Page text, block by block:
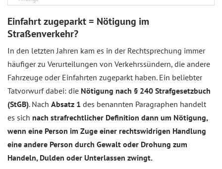
Einfahrt zugeparkt = Nötigung im
Straßenverkehr?
In den letzten Jahren kam es in der Rechtsprechung immer
häufiger zu Verurteilungen von Verkehrssündern, die andere
Fahrzeuge oder Einfahrten zugeparkt haben. Ein beliebter
Tatvorwurf dabei: die Nötigung nach § 240 Strafgesetzbuch
(StGB). Nach Absatz 1 des benannten Paragraphen handelt
es sich nach strafrechtlicher Definition dann um Nötigung,
wenn eine Person im Zuge einer rechtswidrigen Handlung
eine andere Person durch Gewalt oder Drohung zum
Handeln, Dulden oder Unterlassen zwingt.